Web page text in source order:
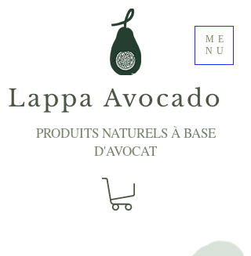
ME
NU
Lappa Avocado
PRODUITS NATURELS À BASE
D'AVOCAT